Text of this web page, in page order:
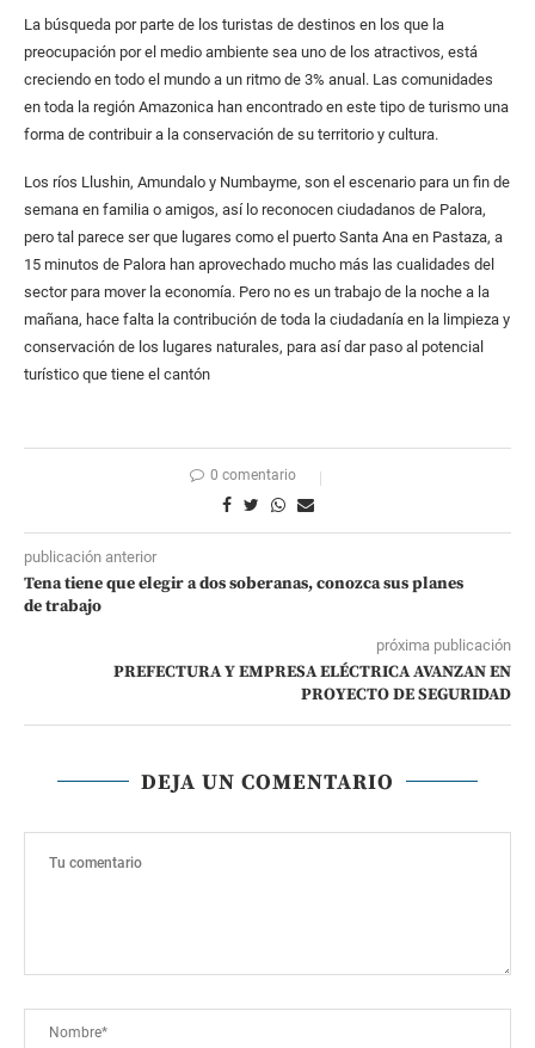
La búsqueda por parte de los turistas de destinos en los que la
preocupación por el medio ambiente sea uno de los atractivos, está
creciendo en todo el mundo a un ritmo de 3% anual. Las comunidades
en toda la región Amazonica han encontrado en este tipo de turismo una
forma de contribuir a la conservación de su territorio y cultura.
Los ríos Llushin, Amundalo y Numbayme, son el escenario para un fin de
semana en familia o amigos, así lo reconocen ciudadanos de Palora,
pero tal parece ser que lugares como el puerto Santa Ana en Pastaza, a
15 minutos de Palora han aprovechado mucho más las cualidades del
sector para mover la economía. Pero no es un trabajo de la noche a la
mañana, hace falta la contribución de toda la ciudadanía en la limpieza y
conservación de los lugares naturales, para así dar paso al potencial
turístico que tiene el cantón
0 comentario
publicación anterior
Tena tiene que elegir a dos soberanas, conozca sus planes
de trabajo
próxima publicación
PREFECTURA Y EMPRESA ELÉCTRICA AVANZAN EN
PROYECTO DE SEGURIDAD
DEJA UN COMENTARIO